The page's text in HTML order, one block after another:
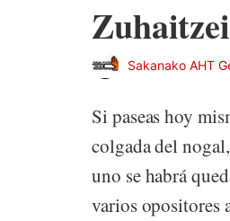
Sakanako AHT
Si paseas hoy
colgada del
uno se habrá
varios opositores